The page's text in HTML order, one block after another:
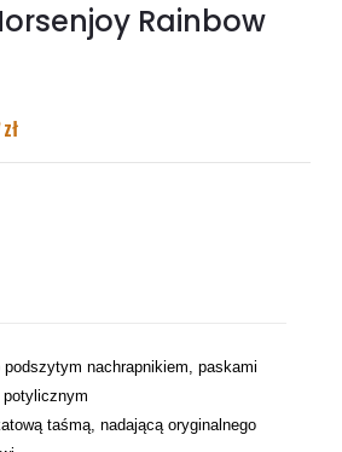
Rainbow
zł
nachrapnikiem, paskami
taśmą, nadającą oryginalnego